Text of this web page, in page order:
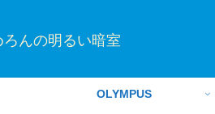
ろんの明るい暗室
OLYMPUS